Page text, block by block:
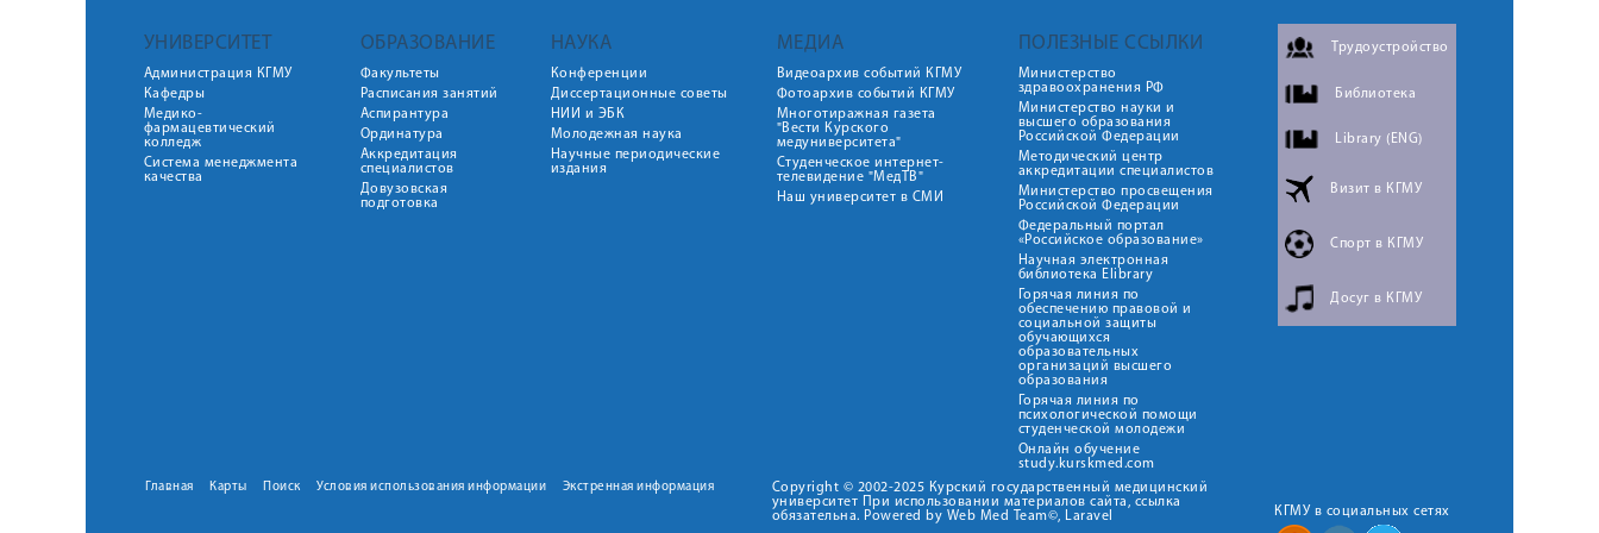
УНИВЕРСИТЕТ
Администрация КГМУ
Кафедры
Медико-
фармацевтический
колледж
Система менеджмента
качества
ОБРАЗОВАНИЕ
Факультеты
Расписания занятий
Аспирантура
Ординатура
Аккредитация
специалистов
Довузовская
подготовка
НАУКА
Конференции
Диссертационные советы
НИИ и ЭБК
Молодежная наука
Научные периодические
издания
МЕДИА
Видеоархив событий КГМУ
Фотоархив событий КГМУ
Многотиражная газета
"Вести Курского
медуниверситета"
Студенческое интернет-
телевидение "МедТВ"
Наш университет в СМИ
ПОЛЕЗНЫЕ ССЫЛКИ
Министерство
здравоохранения РФ
Министерство науки и
высшего образования
Российской Федерации
Методический центр
аккредитации специалистов
Министерство просвещения
Российской Федерации
Федеральный портал
«Российское образование»
Научная электронная
библиотека Elibrary
Горячая линия по
обеспечению правовой и
социальной защиты
обучающихся
образовательных
организаций высшего
образования
Горячая линия по
психологической помощи
студенческой молодежи
Онлайн обучение
study.kurskmed.com
Трудоустройство
Библиотека
Library (ENG)
Визит в КГМУ
Спорт в КГМУ
Досуг в КГМУ
Главная Карты Поиск Условия использования информации Экстренная информация
Copyright © 2002-2025 Курский государственный медицинский
университет При использовании материалов сайта, ссылка
обязательна. Powered by Web Med Team©, Laravel
КГМУ в социальных сетях